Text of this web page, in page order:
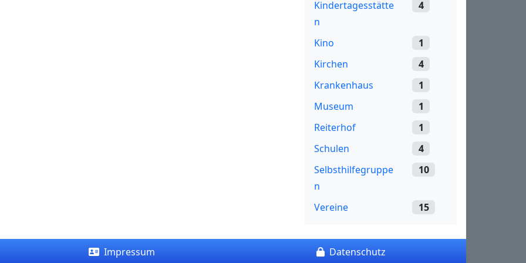
Kindertagesstätte
n
4
Kino
1
Kirchen
4
Krankenhaus
1
Museum
1
Reiterhof
1
Schulen
4
Selbsthilfegruppe
n
10
Vereine 15
Impressum Datenschutz